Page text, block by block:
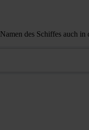
des Schiffes auch in